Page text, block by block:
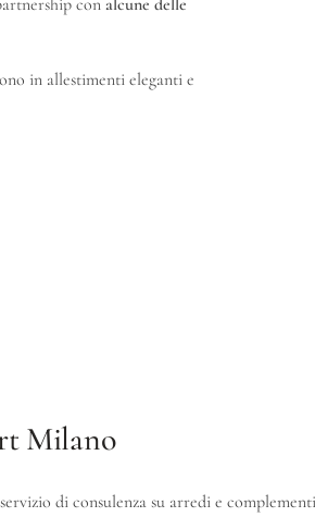
in allestimenti eleganti e
Milano
di consulenza su arredi e